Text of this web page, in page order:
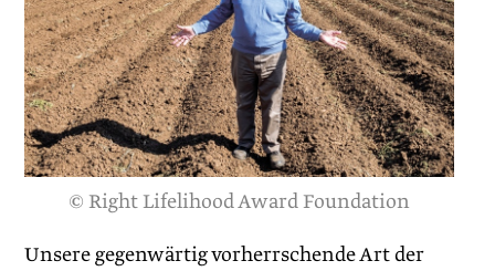
© Right Lifelihood Award Foundation
Unsere gegenwärtig vorherrschende Art der